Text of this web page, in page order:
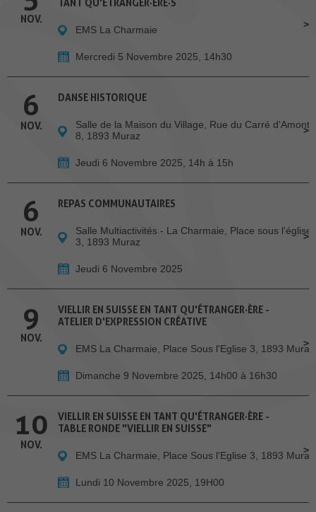
NOV.
EMS La Charmaie
Mercredi 5 Novembre 2025, 14h30
6
NOV.
DANSE HISTORIQUE
Salle de la Maison du Village, Rue du Carré d'Amont
8, 1893 Muraz
Jeudi 6 Novembre 2025, 14h à 15h
6
NOV.
REPAS COMMUNAUTAIRES
Salle Multiactivités - La Charmaie, Place sous l'église
3, 1893 Muraz
Jeudi 6 Novembre 2025
9
NOV.
VIELLIR EN SUISSE EN TANT QU'ÉTRANGER·ÈRE -
ATELIER D'EXPRESSION CRÉATIVE
EMS La Charmaie, Place Sous l'Eglise 3, 1893 Muraz
Dimanche 9 Novembre 2025, 14h00 à 16h30
10
NOV.
VIELLIR EN SUISSE EN TANT QU'ÉTRANGER·ÈRE -
TABLE RONDE "VIELLIR EN SUISSE"
EMS La Charmaie, Place Sous l'Eglise 3, 1893 Muraz
Lundi 10 Novembre 2025, 19H00